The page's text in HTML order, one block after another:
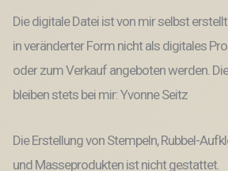
Die digitale Datei ist von mir selbst
in veränderter Form nicht als digitales
oder zum Verkauf angeboten werden.
bleiben stets bei mir: Yvonne Seitz
Die Erstellung von Stempeln, Rubbel-
und Masseprodukten ist nicht gestattet.